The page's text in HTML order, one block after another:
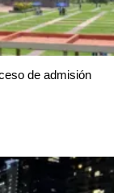
de admisión